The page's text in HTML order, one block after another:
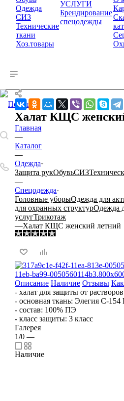
Одежда
СИЗ
Технические
ткани
Хоз.товары
УСЛУГИ
Брендирование
спецодежды
Халат КЩС
Главная
—
Каталог
—
Одежда
Защита рукОбувьСИЗ
—
Спецодежда
Головные уборыОдежда для
для охранных структурОдежда
услугТрикотаж
—Халат КЩС женский летний
Описание Наличие Отзывы
- халат для защиты от
- основная ткань: Элегия С-
- состав: 100% ПЭ
- класс защиты: 3 класс
Галерея
1/0 —
Наличие